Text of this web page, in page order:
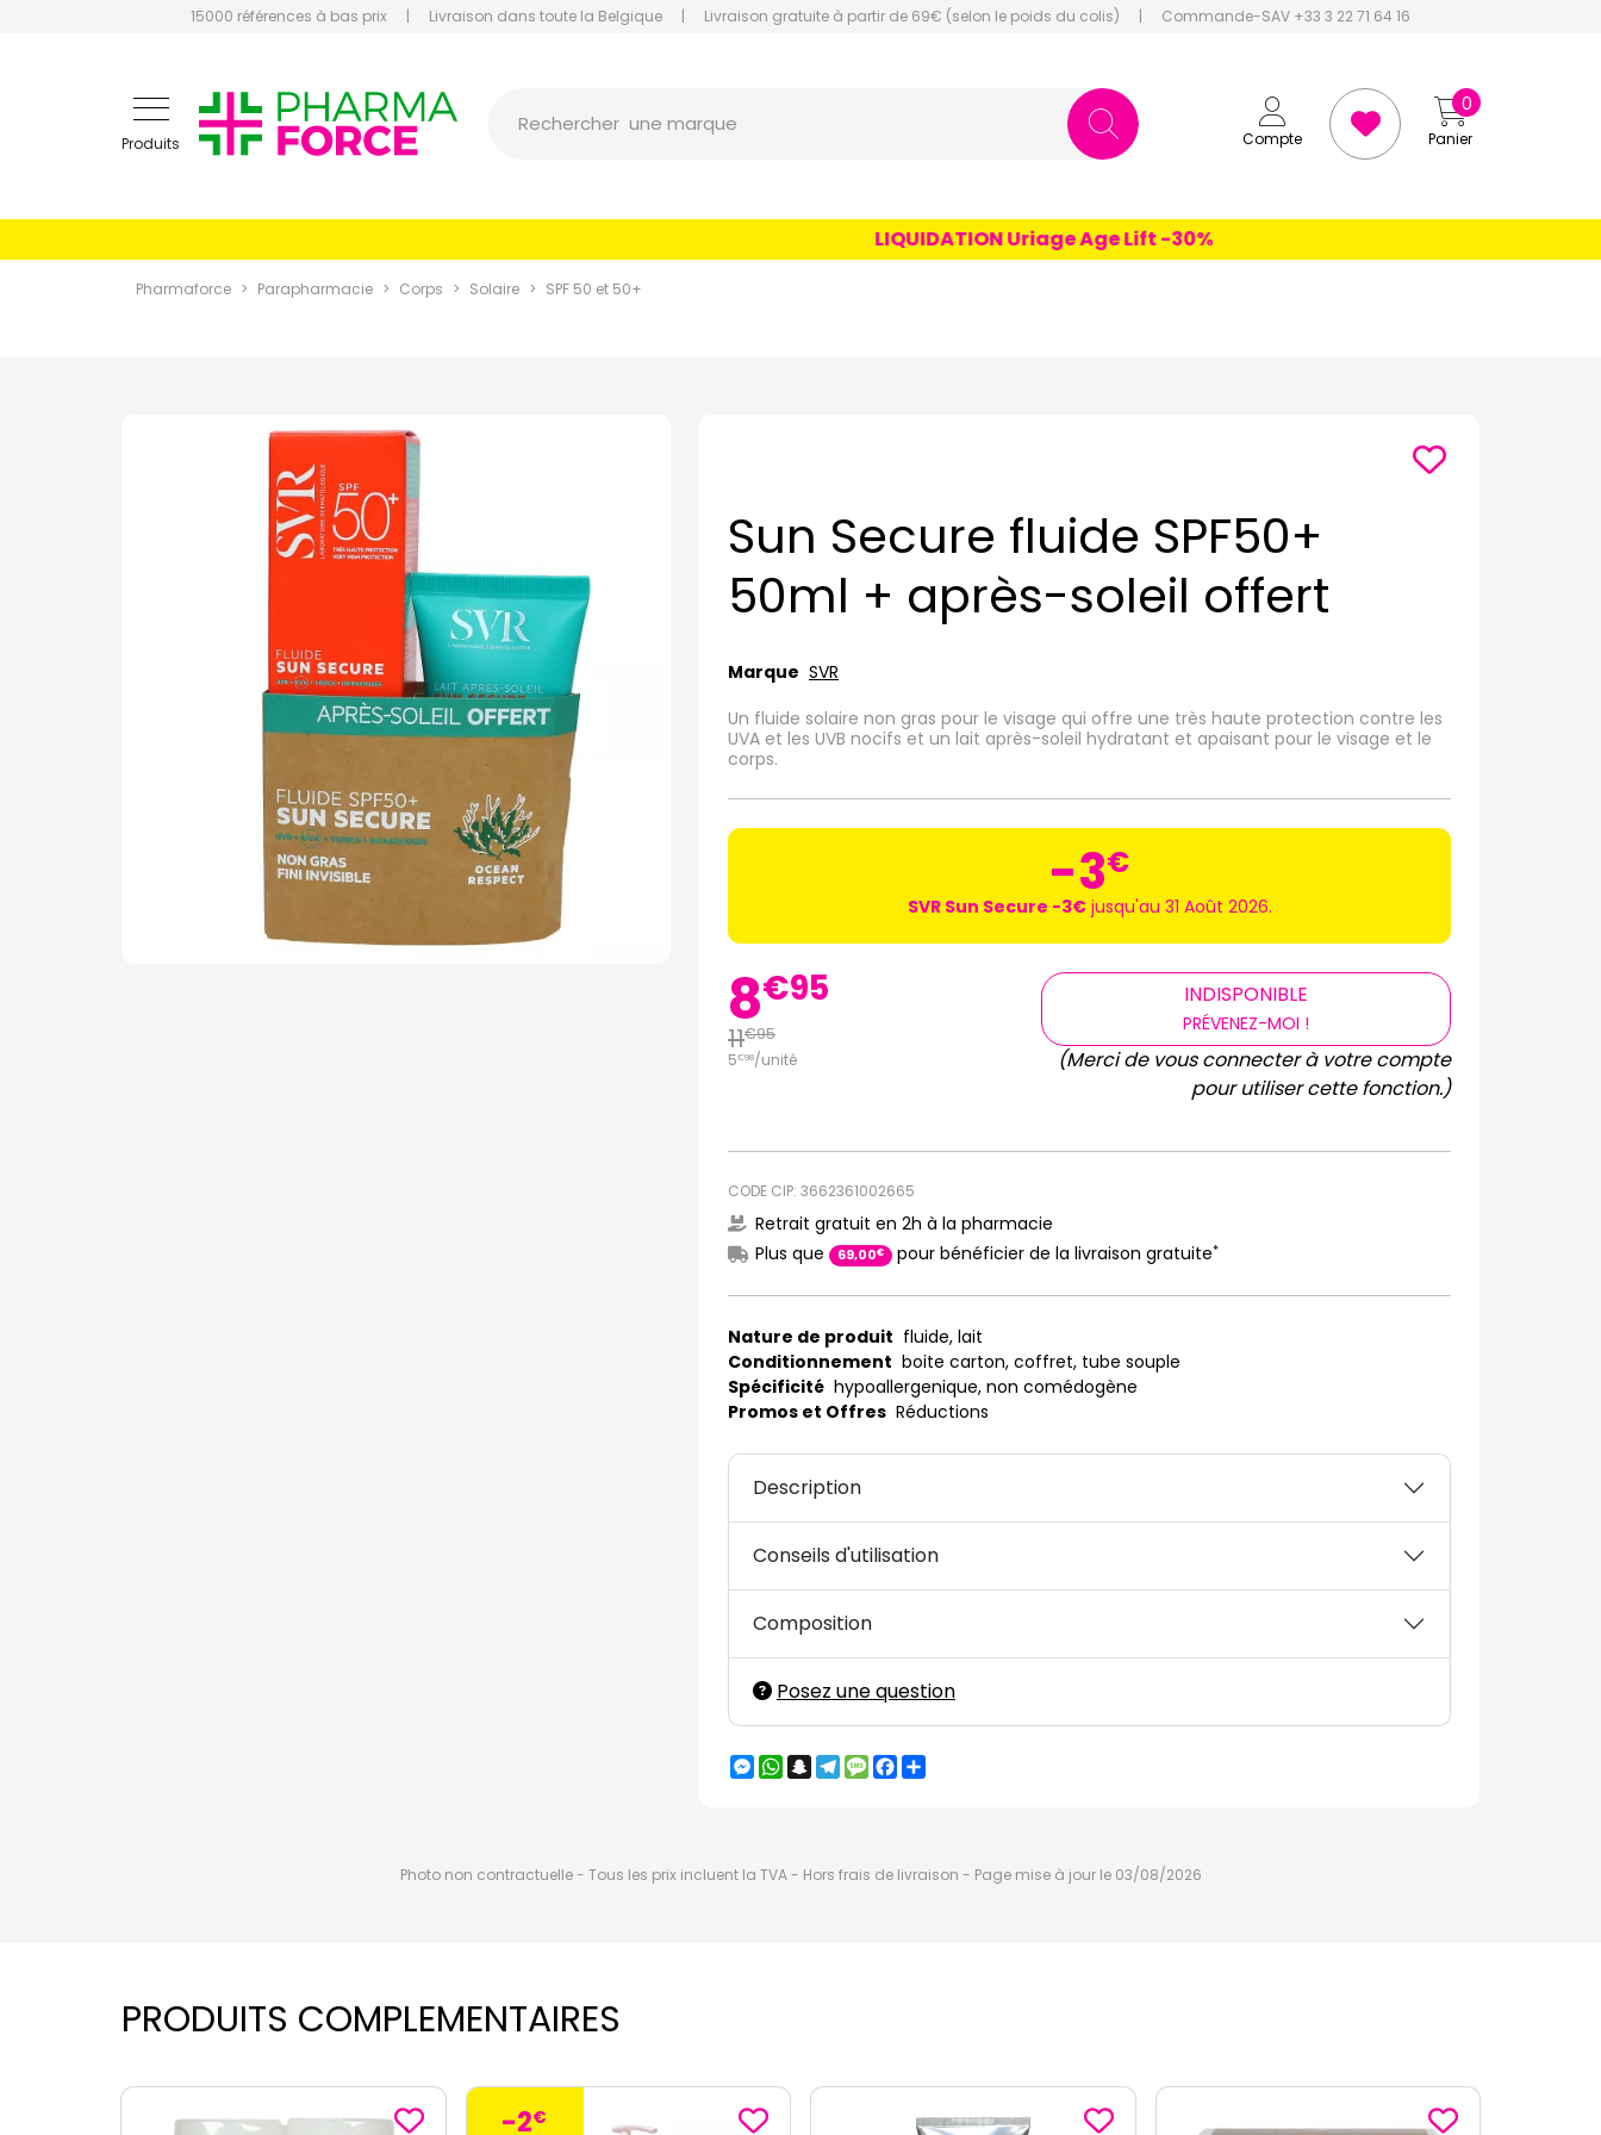
15000 références à bas prix | Livraison dans toute la Belgique | Livraison gratuite à partir de 69€ (selon le poids du colis) | Commande-SAV +33 3 22 71 64 16
Produits Compte Panier
0
Rechercher
LIQUIDATION Uriage Age Lift -30%
Pharmaforce Parapharmacie Corps Solaire SPF 50 et 50+
Sun Secure fluide SPF50+
50ml + après-soleil offert
Marque SVR
Un fluide solaire non gras pour le visage qui offre une très haute protection contre les
UVA et les UVB nocifs et un lait après-soleil hydratant et apaisant pour le visage et le
corps.
-3€
SVR Sun Secure -3€jusqu'au 31 Août 2026.
8€95
11€95
5€98/unité
INDISPONIBLE
PRÉVENEZ-MOI !
(Merci de vous connecter à votre compte
pour utiliser cette fonction.)
CODE CIP: 3662361002665
Retrait gratuit en 2h à la pharmacie
Plus que
69,00€ pour bénéficier de la livraison gratuite*
Nature de produit fluide, lait
Conditionnement boite carton, coffret, tube souple
Spécificité hypoallergenique, non comédogène
Promos et Offres Réductions
Description
Conseils d'utilisation
Composition
Posez une question
Messenger
WhatsApp
Snapchat
Telegram
MessageFacebook
Photo non contractuelle - Tous les prix incluent la TVA - Hors frais de livraison - Page mise à jour le 03/08/2026
PRODUITS COMPLEMENTAIRES
-2€